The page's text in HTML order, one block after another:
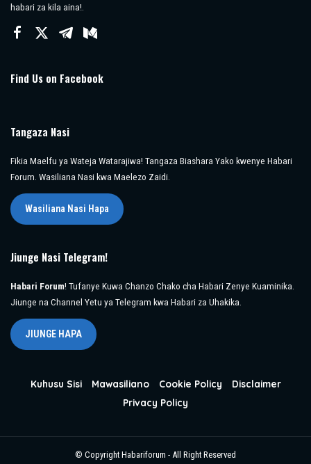
habari za kila aina!.
Find Us on Facebook
Tangaza Nasi
Fikia Maelfu ya Wateja Watarajiwa! Tangaza Biashara Yako kwenye Habari
Forum. Wasiliana Nasi kwa Maelezo Zaidi.
Wasiliana Nasi Hapa
Jiunge Nasi Telegram!
Habari Forum! Tufanye Kuwa Chanzo Chako cha Habari Zenye Kuaminika.
Jiunge na Channel Yetu ya Telegram kwa Habari za Uhakika.
JIUNGE HAPA
Kuhusu Sisi Mawasiliano Cookie Policy
Disclaimer
Privacy Policy
© Copyright Habariforum - All Right Reserved